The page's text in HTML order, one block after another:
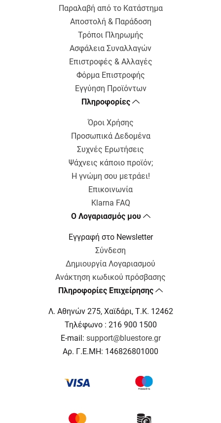
Παραλαβή από το Κατάστημα
Αποστολή & Παράδοση
Τρόποι Πληρωμής
Ασφάλεια Συναλλαγών
Επιστροφές & Αλλαγές
Φόρμα Επιστροφής
Εγγύηση Προϊόντων
Πληροφορίες
Όροι Χρήσης
Προσωπικά Δεδομένα
Συχνές Ερωτήσεις
Ψάχνεις κάποιο προϊόν;
Η γνώμη σου μετράει!
Επικοινωνία
Klarna FAQ
Ο Λογαριασμός μου
Εγγραφή στο Newsletter
Σύνδεση
Δημιουργία Λογαριασμού
Ανάκτηση κωδικού πρόσβασης
Πληροφορίες Επιχείρησης
Λ. Αθηνών 275, Χαϊδάρι, Τ.Κ. 12462
Τηλέφωνο : 216 900 1500
E-mail: support@bluestore.gr
Αρ. Γ.Ε.ΜΗ: 146826801000